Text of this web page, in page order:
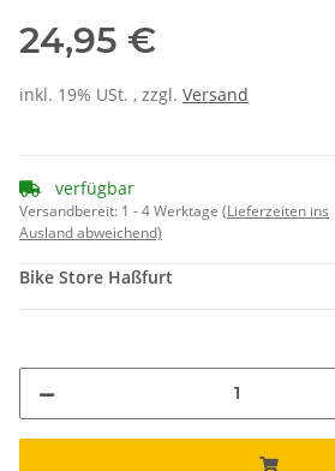
24,95 €
inkl. 19% USt. , zzgl. Versand
verfügbar
Versandbereit: 1 - 4 Werktage (Lieferzeiten ins
Ausland abweichend)
Bike Store Haßfurt